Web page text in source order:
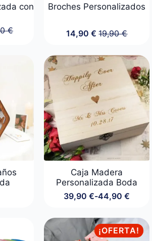
con
€
€.
€.
Broches Personalizados
19,90€
El
original
era:
19,90 €.
14,90 € El
actual
es:
14,90 €.
Caja Madera
Personalizada Boda
39,90 €-44,90 €
Rango
precios:
desde
39,90 €
¡OFERTA!